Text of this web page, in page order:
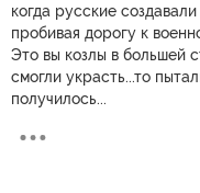
когда русские
пробивая дорогу к
Это вы козлы в большей
смогли украсть...то
получилось...